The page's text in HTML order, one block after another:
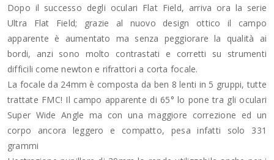
Dopo il successo degli oculari Flat Field, arriva ora la serie
Ultra Flat Field; grazie al nuovo design ottico il campo
apparente è aumentato ma senza peggiorare la qualità ai
bordi, anzi sono molto contrastati e corretti su strumenti
difficili come newton e rifrattori a corta focale.
La focale da 24mm è composta da ben 8 lenti in 5 gruppi, tutte
trattate FMC! Il campo apparente di 65° lo pone tra gli oculari
Super Wide Angle ma con una maggiore correzione ed un
corpo ancora leggero e compatto, pesa infatti solo 331
grammi